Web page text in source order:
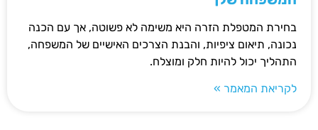
בחירת המטפלת הזרה היא משימה לא פשוטה, אך עם הכנה
נכונה, תיאום ציפיות, והבנת הצרכים האישיים של המשפחה,
התהליך יכול להיות חלק ומוצלח.
לקריאת המאמר »